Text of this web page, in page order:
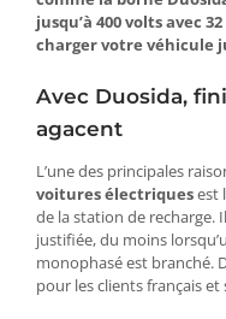
jusqu’à 400 volts avec
charger votre véhicule
Avec Duosida,
agacent
L’une des principales
voitures électriquesest
de la station de recharge.
justifiée, du moins
monophasé est branché.
pour les clients français